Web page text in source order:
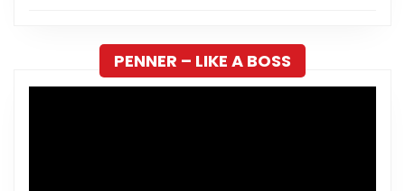
PENNER – LIKE A BOSS